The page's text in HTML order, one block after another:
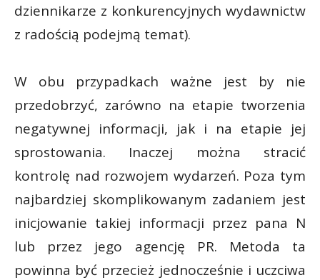
dziennikarze z konkurencyjnych wydawnictw
z radością podejmą temat).
W obu przypadkach ważne jest by nie
przedobrzyć, zarówno na etapie tworzenia
negatywnej informacji, jak i na etapie jej
sprostowania. Inaczej można stracić
kontrolę nad rozwojem wydarzeń. Poza tym
najbardziej skomplikowanym zadaniem jest
inicjowanie takiej informacji przez pana N
lub przez jego agencję PR. Metoda ta
powinna być przecież jednocześnie i uczciwa